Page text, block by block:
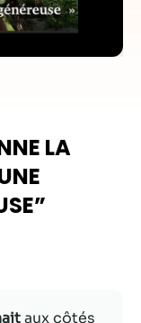
LA
aux côtés